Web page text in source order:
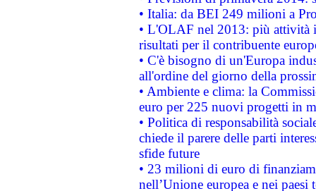
• Italia: da BEI 249 milioni a
• L'OLAF nel 2013: più attività
risultati per il contribuente
• C'è bisogno di un'Europa
all'ordine del giorno della
• Ambiente e clima: la
euro per 225 nuovi progetti in
• Politica di responsabilità
chiede il parere delle parti
sfide future
• 23 milioni di euro di
nell’Unione europea e nei paesi